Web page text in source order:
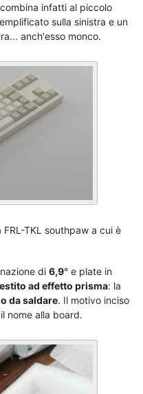
infatti al piccolo
sulla sinistra e un
anch'esso monco.
TKL southpaw a cui è
di 6,9° e plate in
ad effetto prisma: la
da saldare. Il motivo inciso
nome alla board.